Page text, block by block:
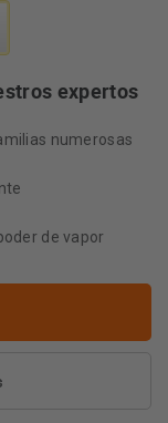
expertos
numerosas
de vapor